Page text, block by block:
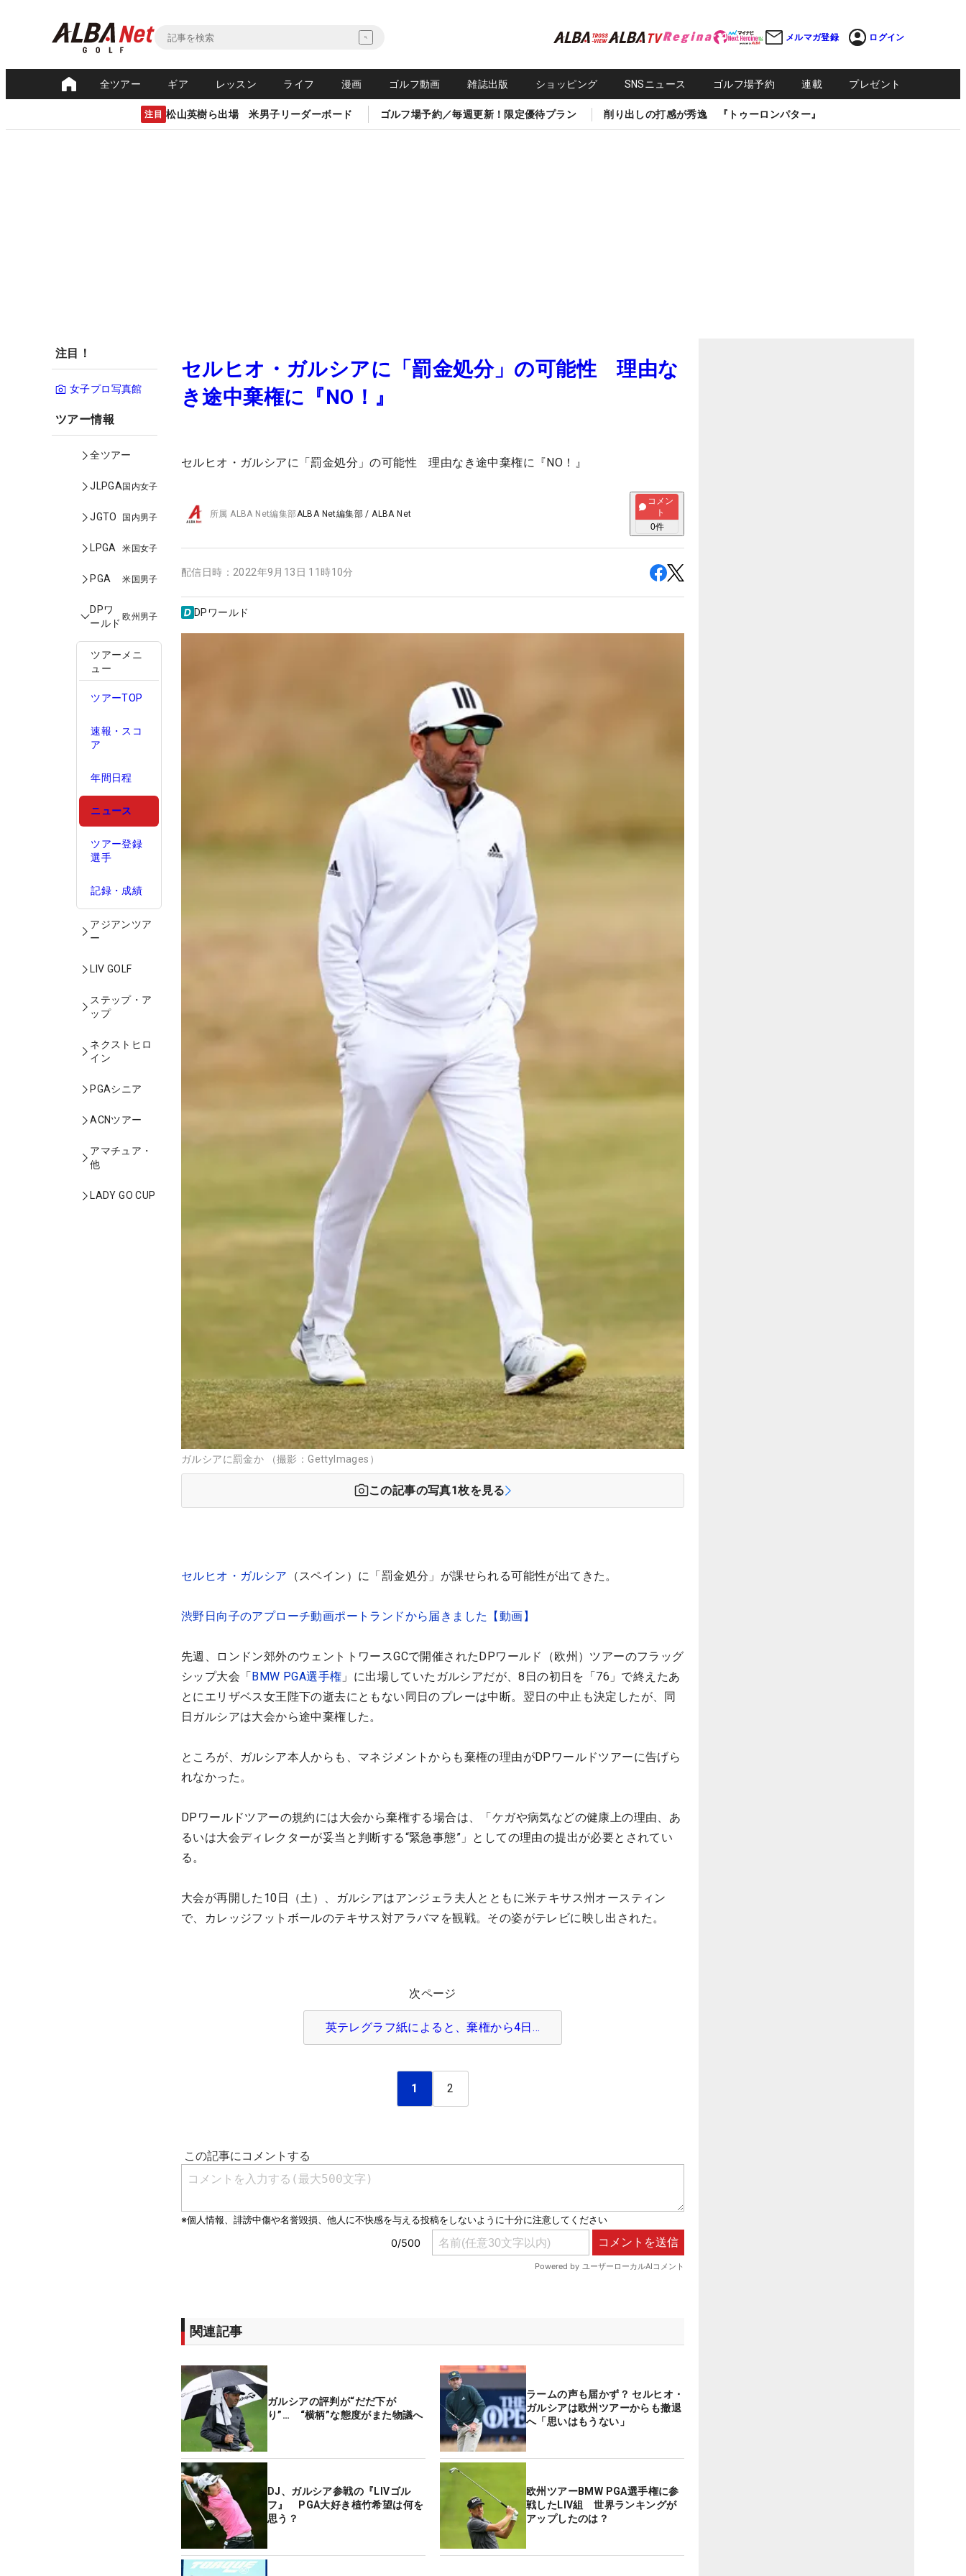
メルマガ登録 ログイン
全ツアー ギア レッスン ライフ 漫画 ゴルフ動画 雑誌出版 ショッピング SNSニュース ゴルフ場予約 連載 プレゼント
注目 松山英樹ら出場 米男子リーダーボード ゴルフ場予約／毎週更新！限定優待プラン 削り出しの打感が秀逸 『トゥーロンパター』
注目！
女子プロ写真館
ツアー情報
全ツアー
JLPGA国内女子
JGTO 国内男子
LPGA 米国女子
PGA 米国男子
DPワ
ールド
欧州男子
ツアーメニ
ュー
ツアーTOP
速報・スコ
ア
年間日程
ニュース
ツアー登録
選手
記録・成績
アジアンツア
ー
LIV GOLF
ステップ・ア
ップ
ネクストヒロ
イン
PGAシニア
ACNツアー
アマチュア・
他
LADY GO CUP
セルヒオ・ガルシアに「罰金処分」の可能性 理由な
き途中棄権に『NO！』
セルヒオ・ガルシアに「罰金処分」の可能性 理由なき途中棄権に『NO！』
所属ALBA Net編集部ALBA Net編集部 /ALBA Net
コメン
ト
0件
配信日時： 2022年9月13日 11時10分
DPワールド
ガルシアに罰金か （撮影：GettyImages）
この記事の写真1枚を見る
セルヒオ・ガルシア （スペイン）に「罰金処分」が課せられる可能性が出てきた。
渋野日向子のアプローチ動画ポートランドから届きました【動画】
先週、ロンドン郊外のウェントトワースGCで開催されたDPワールド（欧州）ツアーのフラッグ
シップ大会「BMW PGA選手権 」に出場していたガルシアだが、8日の初日を「76」で終えたあ
とにエリザベス女王陛下の逝去にともない同日のプレーは中断。翌日の中止も決定したが、同
日ガルシアは大会から途中棄権した。
ところが、ガルシア本人からも、マネジメントからも棄権の理由がDPワールドツアーに告げら
れなかった。
DPワールドツアーの規約には大会から棄権する場合は、「ケガや病気などの健康上の理由、あ
るいは大会ディレクターが妥当と判断する“緊急事態”」としての理由の提出が必要とされてい
る。
大会が再開した10日（土）、ガルシアはアンジェラ夫人とともに米テキサス州オースティン
で、カレッジフットボールのテキサス対アラバマを観戦。その姿がテレビに映し出された。
次ページ
英テレグラフ紙によると、棄権から4日…
1 2
関連記事
ガルシアの評判が“だだ下が
り”… “横柄”な態度がまた物議へ
ラームの声も届かず？ セルヒオ・
ガルシアは欧州ツアーからも撤退
へ「思いはもうない」
DJ、ガルシア参戦の『LIVゴル
フ』 PGA大好き植竹希望は何を
思う？
欧州ツアーBMW PGA選手権に参
戦したLIV組 世界ランキングが
アップしたのは？